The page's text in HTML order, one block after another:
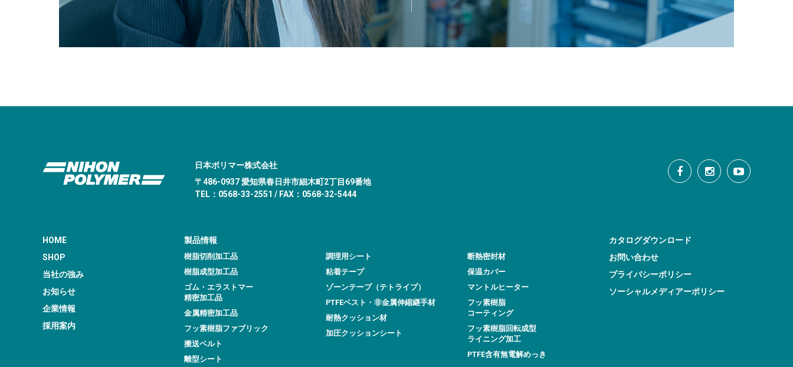
日本ポリマー株式会社
〒486-0937 愛知県春日井市細木町2丁目69番地
TEL：0568-33-2551 / FAX：0568-32-5444
HOME
SHOP
当社の強み
お知らせ
企業情報
採用案内
製品情報
樹脂切削加工品
樹脂成型加工品
ゴム・エラストマー
精密加工品
金属精密加工品
フッ素樹脂ファブリック
搬送ベルト
離型シート
調理用シート
粘着テープ
ゾーンテープ（テトライプ）
PTFEベスト・非金属伸縮継手材
耐熱クッション材
加圧クッションシート
断熱密封材
保温カバー
マントルヒーター
フッ素樹脂
コーティング
フッ素樹脂回転成型
ライニング加工
PTFE含有無電解めっき
カタログダウンロード
お問い合わせ
プライバシーポリシー
ソーシャルメディアーポリシー